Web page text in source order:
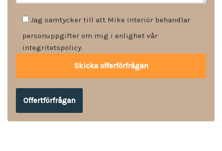
Jag samtycker till att Mike Interiör behandlar
personuppgifter om mig i enlighet vår
integritetspolicy.
Offertförfrågan